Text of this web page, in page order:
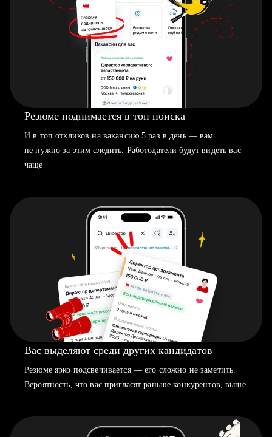
Резюме поднимается в топ поиска
И в топ откликов на вакансию 5 раз в день — вам
не нужно за этим следить. Работодатели будут видеть вас
чаще
Вас выделяют среди других кандидатов
Резюме ярко подсвечивается — его сложно не заметить.
Вероятность, что вас пригласят раньше конкурентов, выше